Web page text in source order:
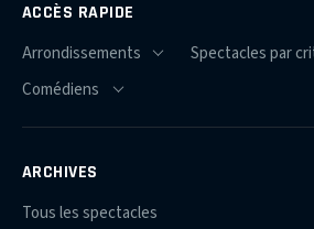
ACCÈS RAPIDE
ARCHIVES
Tous les spectacles